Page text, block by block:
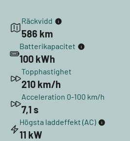
Räckvidd
586 km
Batterikapacitet
100 kWh
Topphastighet
210 km/h
Acceleration 0-100 km/h
7,1 s
Högsta laddeffekt (AC)
11 kW